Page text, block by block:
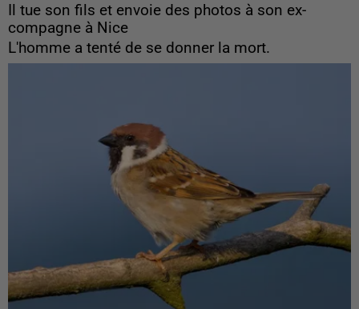
Il tue son fils et envoie des photos à son ex-
compagne à Nice
L'homme a tenté de se donner la mort.